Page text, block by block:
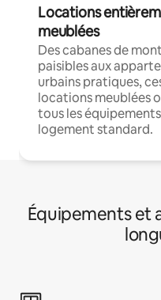
Locations
meublées
Des cabanes de
paisibles aux
urbains pratiques,
locations meublées
tous les
logement standard.
Équipements et